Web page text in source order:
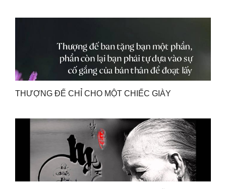
THƯỢNG ĐẾ CHỈ CHO MỘT CHIẾC GIÀY